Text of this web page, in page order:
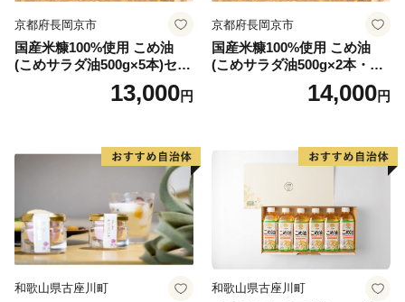
京都府長岡京市
国産米糠100%使用 こめ油
(こめサラダ油500g×5本)セッ
13,000円
京都府長岡京市
国産米糠100%使用 こめ油
(こめサラダ油500g×2本・こ
め胚芽油500g×3本)セット [1
14,000円
和歌山県古座川町 和歌山県古座川町